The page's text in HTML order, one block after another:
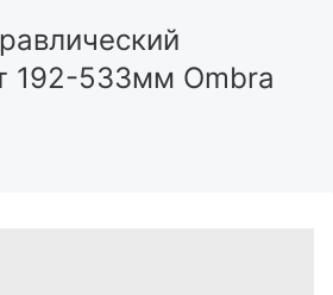
192-533мм Ombra